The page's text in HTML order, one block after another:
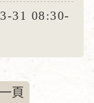
31 08:30-
一頁